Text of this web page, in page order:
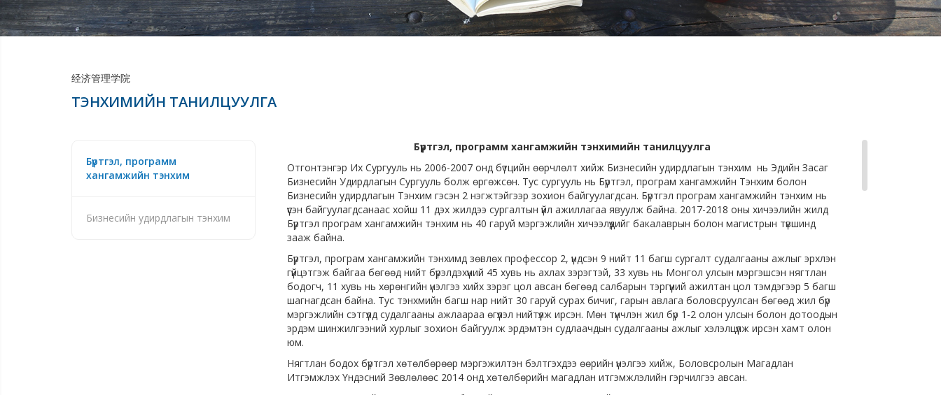
经济管理学院
ТЭНХИМИЙН ТАНИЛЦУУЛГА
Бүртгэл, программ
хангамжийн тэнхим
Бизнесийн удирдлагын тэнхим
Бүртгэл, программ хангамжийн тэнхимийн танилцуулга
Отгонтэнгэр Их Сургууль нь 2006-2007 онд бүтцийн өөрчлөлт хийж Бизнесийн удирдлагын тэнхим нь Эдийн Засаг
Бизнесийн Удирдлагын Сургууль болж өргөжсөн. Тус сургууль нь Бүртгэл, програм хангамжийн Тэнхим болон
Бизнесийн удирдлагын Тэнхим гэсэн 2 нэгжтэйгээр зохион байгуулагдсан. Бүртгэл програм хангамжийн тэнхим нь
үүсэн байгуулагдсанаас хойш 11 дэх жилдээ сургалтын үйл ажиллагаа явуулж байна. 2017-2018 оны хичээлийн жилд
Бүртгэл програм хангамжийн тэнхим нь 40 гаруй мэргэжлийн хичээлүүдийг бакалаврын болон магистрын түвшинд
зааж байна.
Бүртгэл, програм хангамжийн тэнхимд зөвлөх профессор 2, үндсэн 9 нийт 11 багш сургалт судалгааны ажлыг эрхлэн
гүйцэтгэж байгаа бөгөөд нийт бүрэлдэхүүний 45 хувь нь ахлах зэрэгтэй, 33 хувь нь Монгол улсын мэргэшсэн нягтлан
бодогч, 11 хувь нь хөрөнгийн үнэлгээ хийх зэрэг цол авсан бөгөөд салбарын тэргүүний ажилтан цол тэмдэгээр 5 багш
шагнагдсан байна. Тус тэнхмийн багш нар нийт 30 гаруй сурах бичиг, гарын авлага боловсруулсан бөгөөд жил бүр
мэргэжлийн сэтгүүлд судалгааны ажлаараа өгүүлэл нийтүүлж ирсэн. Мөн түүнчлэн жил бүр 1-2 олон улсын болон дотоодын
эрдэм шинжилгээний хурлыг зохион байгуулж эрдэмтэн судлаачдын судалгааны ажлыг хэлэлцүүлж ирсэн хамт олон
юм.
Нягтлан бодох бүртгэл хөтөлбөрөөр мэргэжилтэн бэлтгэхдээ өөрийн үнэлгээ хийж, Боловсролын Магадлан
Итгэмжлэх Үндэсний Зөвлөлөөс 2014 онд хөтөлбөрийн магадлан итгэмжлэлийн гэрчилгээ авсан.